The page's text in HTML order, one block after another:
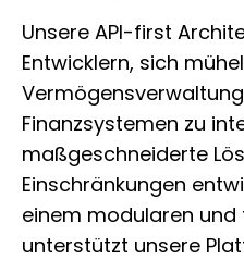
Unsere API-first
Entwicklern, sich
Finanzsystemen zu
maßgeschneiderte
Einschränkungen
einem modularen
unterstützt unsere